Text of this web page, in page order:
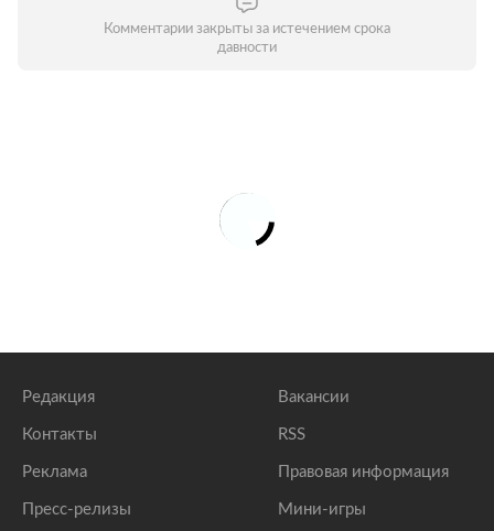
Комментарии закрыты за истечением срока
давности
Редакция
Контакты
Реклама
Пресс-релизы
Вакансии
RSS
Правовая информация
Мини-игры